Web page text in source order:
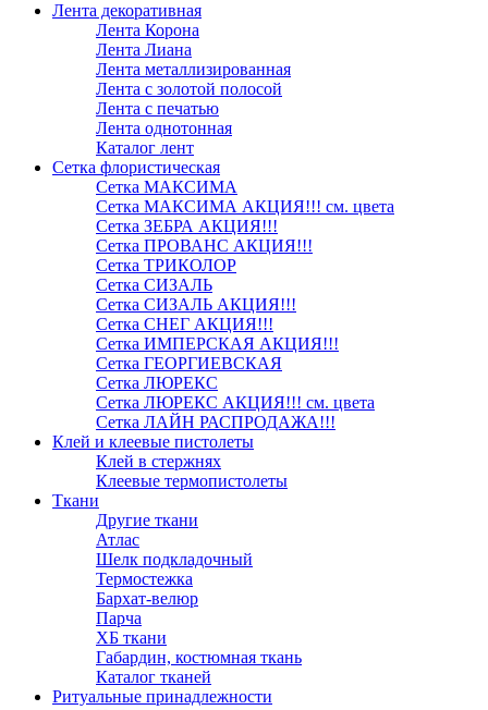
Лента декоративная
Лента Корона
Лента Лиана
Лента металлизированная
Лента с золотой полосой
Лента с печатью
Лента однотонная
Каталог лент
Сетка флористическая
Сетка МАКСИМА
Сетка МАКСИМА АКЦИЯ!!! см. цвета
Сетка ЗЕБРА АКЦИЯ!!!
Сетка ПРОВАНС АКЦИЯ!!!
Сетка ТРИКОЛОР
Сетка СИЗАЛЬ
Сетка СИЗАЛЬ АКЦИЯ!!!
Сетка СНЕГ АКЦИЯ!!!
Сетка ИМПЕРСКАЯ АКЦИЯ!!!
Сетка ГЕОРГИЕВСКАЯ
Сетка ЛЮРЕКС
Сетка ЛЮРЕКС АКЦИЯ!!! см. цвета
Сетка ЛАЙН РАСПРОДАЖА!!!
Клей и клеевые пистолеты
Клей в стержнях
Клеевые термопистолеты
Ткани
Другие ткани
Атлас
Шелк подкладочный
Термостежка
Бархат-велюр
Парча
ХБ ткани
Габардин, костюмная ткань
Каталог тканей
Ритуальные принадлежности